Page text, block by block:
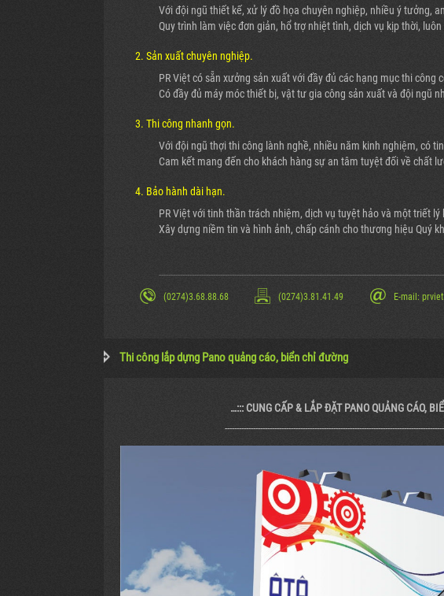
Với đội ngũ thiết kế, xử lý đồ họa chuyên nghiệp, nhiều ý tưởng,
Quy trình làm việc đơn giản, hổ trợ nhiệt tình, dịch vụ kịp thời,
2. Sản xuất chuyên nghiệp.
PR Việt có sẵn xưởng sản xuất với đầy đủ các hạng mục thi công
Có đầy đủ máy móc thiết bị, vật tư gia công sản xuất và đội ngũ
3. Thi công nhanh gọn.
Với đội ngũ thợi thi công lành nghề, nhiều năm kinh nghiệm, có
Cam kết mang đến cho khách hàng sự an tâm tuyệt đối về chất
4. Bảo hành dài hạn.
PR Việt với tinh thần trách nhiệm, dịch vụ tuyệt hảo và một triết
Xây dựng niềm tin và hình ảnh, chấp cánh cho thương hiệu Quý
(0274)3.68.88.68 (0274)3.81.41.49 E-mail:
Thi công lắp dựng Pano quảng cáo, biển chỉ đường
…::: CUNG CẤP & LẮP ĐẶT PANO QUẢNG CÁO,